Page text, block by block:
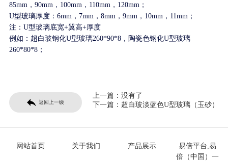
85mm，90mm ，100mm，110mm，120mm ；
U型玻璃厚度：6mm，7mm，8mm，9mm，10mm ，11mm ；
注：U型玻璃底宽+翼高+厚度
例如：超白玻钢化U型玻璃260*90*8，陶瓷色钢化U型玻璃
260*80*8；
返回上一级
上一篇：没有了
下一篇： 超白玻淡蓝色U型玻璃（玉砂）
网站首页 关于我们 产品展示
易倍平台,易
倍（中国）一